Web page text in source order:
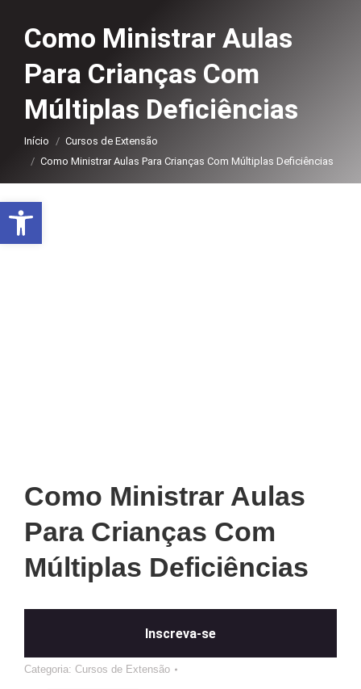
Como Ministrar Aulas
Para Crianças Com
Múltiplas Deficiências
Você está aqui:
Início
Cursos de Extensão
Como Ministrar Aulas Para Crianças Com Múltiplas Deficiências
Como Ministrar Aulas
Para Crianças Com
Múltiplas Deficiências
Inscreva-se
Categoria: Cursos de Extensão
Abrir a barra de ferramentas